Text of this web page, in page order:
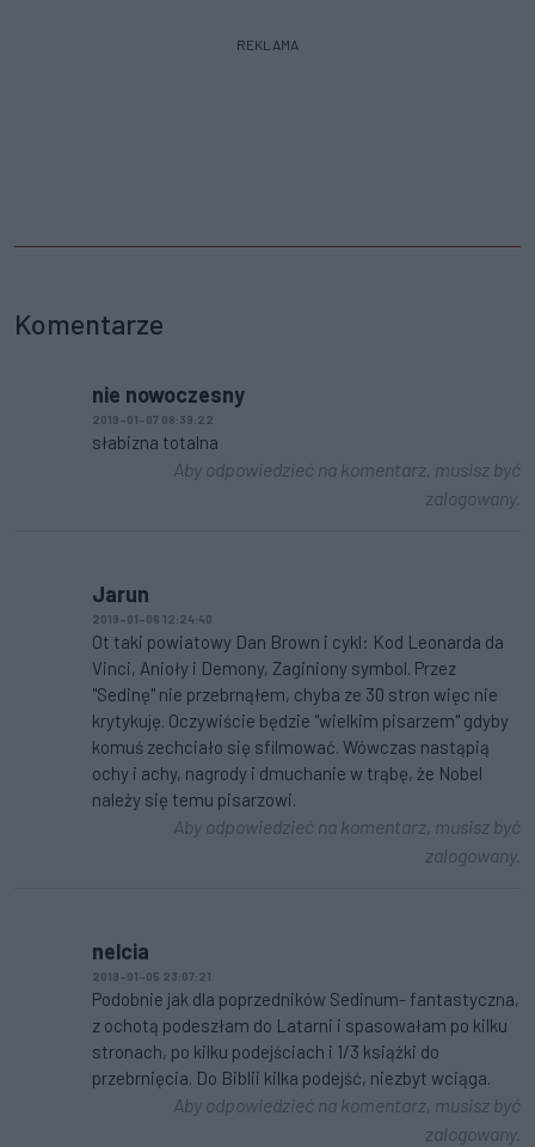
REKLAMA
Komentarze
nie nowoczesny
2019-01-07 08:39:22
słabizna totalna
Aby odpowiedzieć na komentarz, musisz być
zalogowany.
Jarun
2019-01-06 12:24:40
Ot taki powiatowy Dan Brown i cykl: Kod Leonarda da
Vinci, Anioły i Demony, Zaginiony symbol. Przez
"Sedinę" nie przebrnąłem, chyba ze 30 stron więc nie
krytykuję. Oczywiście będzie "wielkim pisarzem" gdyby
komuś zechciało się sfilmować. Wówczas nastąpią
ochy i achy, nagrody i dmuchanie w trąbę, że Nobel
należy się temu pisarzowi.
Aby odpowiedzieć na komentarz, musisz być
zalogowany.
nelcia
2019-01-05 23:07:21
Podobnie jak dla poprzedników Sedinum- fantastyczna,
z ochotą podeszłam do Latarni i spasowałam po kilku
stronach, po kilku podejściach i 1/3 książki do
przebrnięcia. Do Biblii kilka podejść, niezbyt wciąga.
Aby odpowiedzieć na komentarz, musisz być
zalogowany.